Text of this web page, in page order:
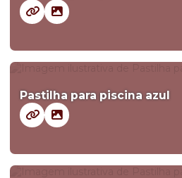
Pastilha para piscina azul